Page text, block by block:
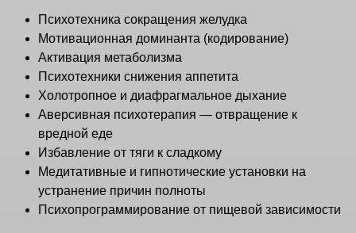
Психотехника сокращения желудка
Мотивационная доминанта (кодирование)
Активация метаболизма
Психотехники снижения аппетита
Холотропное и диафрагмальное дыхание
Аверсивная психотерапия — отвращение к
вредной еде
Избавление от тяги к сладкому
Медитативные и гипнотические установки на
устранение причин полноты
Психопрограммирование от пищевой зависимости